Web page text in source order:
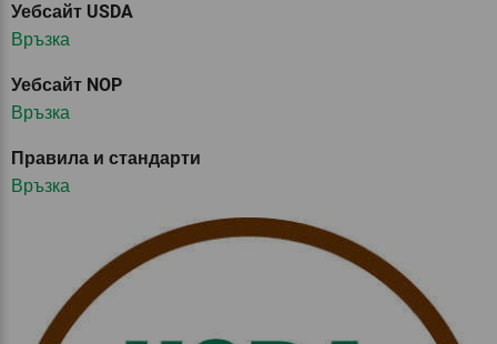
Уебсайт USDA
Връзка
Уебсайт NOP
Връзка
Правила и стандарти
Връзка